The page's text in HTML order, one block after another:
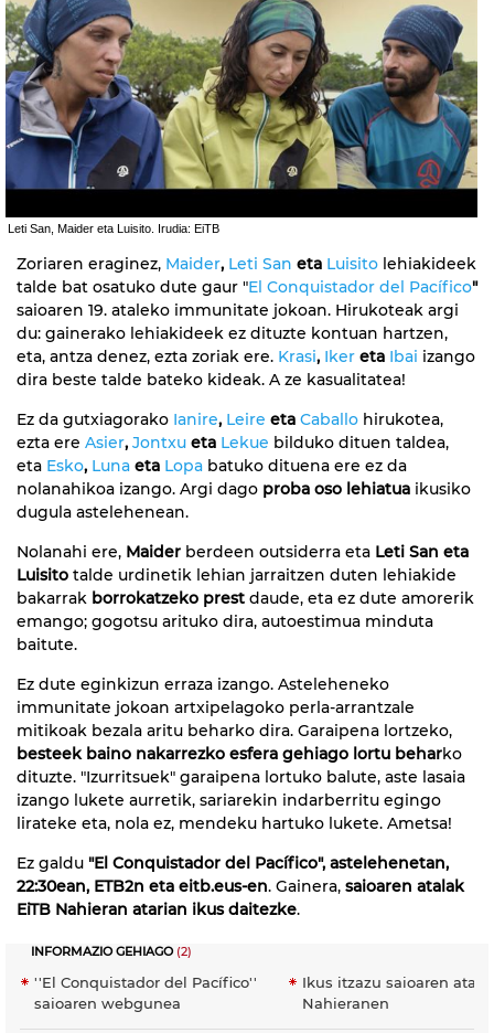
Leti San, Maider eta Luisito. Irudia: EiTB
Zoriaren eraginez, Maider, Leti San eta Luisito lehiakideek
talde bat osatuko dute gaur "El Conquistador del Pacífico"
saioaren 19. ataleko immunitate jokoan. Hirukoteak argi
du: gainerako lehiakideek ez dituzte kontuan hartzen,
eta, antza denez, ezta zoriak ere. Krasi, Iker eta Ibai izango
dira beste talde bateko kideak. A ze kasualitatea!
Ez da gutxiagorako Ianire, Leire eta Caballo hirukotea,
ezta ere Asier, Jontxu eta Lekue bilduko dituen taldea,
eta Esko, Luna eta Lopa batuko dituena ere ez da
nolanahikoa izango. Argi dago proba oso lehiatua ikusiko
dugula astelehenean.
Nolanahi ere, Maider berdeen outsiderra eta Leti San eta
Luisito talde urdinetik lehian jarraitzen duten lehiakide
bakarrak borrokatzeko prest daude, eta ez dute amorerik
emango; gogotsu arituko dira, autoestimua minduta
baitute.
Ez dute eginkizun erraza izango. Asteleheneko
immunitate jokoan artxipelagoko perla-arrantzale
mitikoak bezala aritu beharko dira. Garaipena lortzeko,
besteek baino nakarrezko esfera gehiago lortu beharko
dituzte. "Izurritsuek" garaipena lortuko balute, aste lasaia
izango lukete aurretik, sariarekin indarberritu egingo
lirateke eta, nola ez, mendeku hartuko lukete. Ametsa!
Ez galdu "El Conquistador del Pacífico", astelehenetan,
22:30ean, ETB2n eta eitb.eus-en. Gainera, saioaren atalak
EiTB Nahieran atarian ikus daitezke.
INFORMAZIO GEHIAGO(2)
''El Conquistador del Pacífico''
saioaren webgunea
Ikus itzazu saioaren
Nahieranen